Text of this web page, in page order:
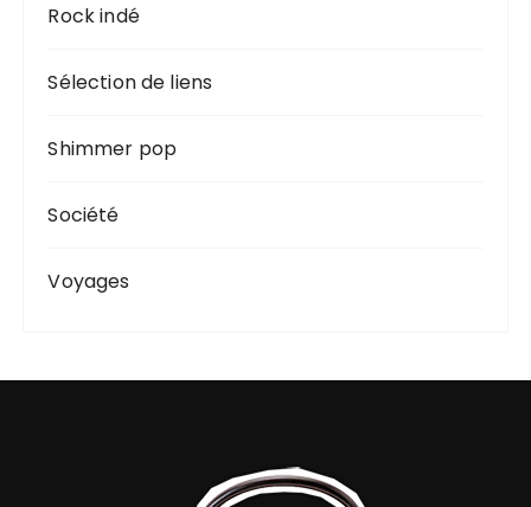
Rock indé
Sélection de liens
Shimmer pop
Société
Voyages